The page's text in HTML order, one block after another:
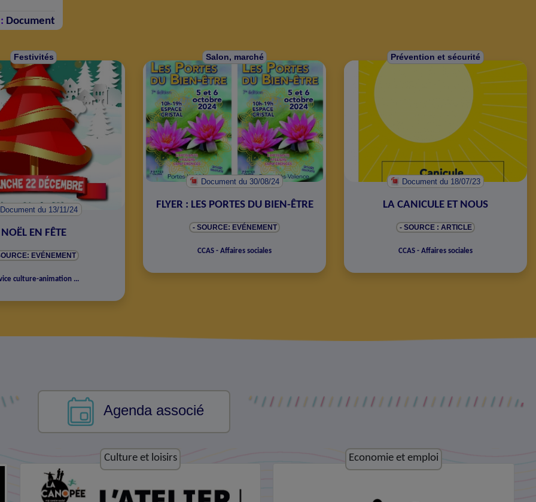
Document
Festivités
du 13/11/24
NOËL EN FÊTE
EVÉNEMENT
culture-animation ...
Salon, marché
Document du 30/08/24
FLYER : LES PORTES DU BIEN-ÊTRE
- SOURCE: EVÉNEMENT
CCAS - Affaires sociales
Prévention et sécurité
Document du 18/07/23
LA CANICULE ET NOUS
- SOURCE : ARTICLE
CCAS - Affaires sociales
Agenda associé
Economie et emploi Culture et loisirs